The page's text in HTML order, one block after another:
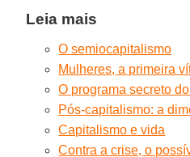
Leia mais
O semiocapitalismo
Mulheres, a primeira
O programa secreto
Pós-capitalismo: a
Capitalismo e vida
Contra a crise, o